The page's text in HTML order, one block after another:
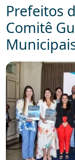
Prefeitos
Comitê